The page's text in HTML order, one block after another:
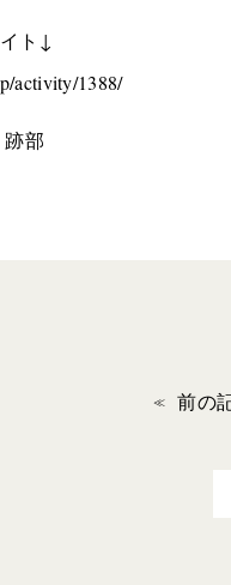
ト↓
activity/1388/
部
前の